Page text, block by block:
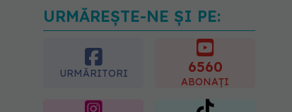
Mii de angajați din
Sănătate ar putea primi
salarii mai mari.
Sindicatele cer schimbarea
URMĂREȘTE-NE ȘI PE:
URMĂRITORI 6560
ABONAȚI